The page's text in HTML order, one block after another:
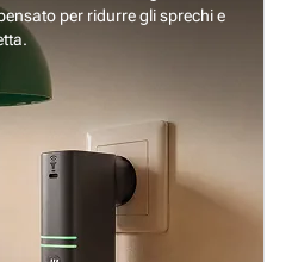
per ridurre gli sprechi e